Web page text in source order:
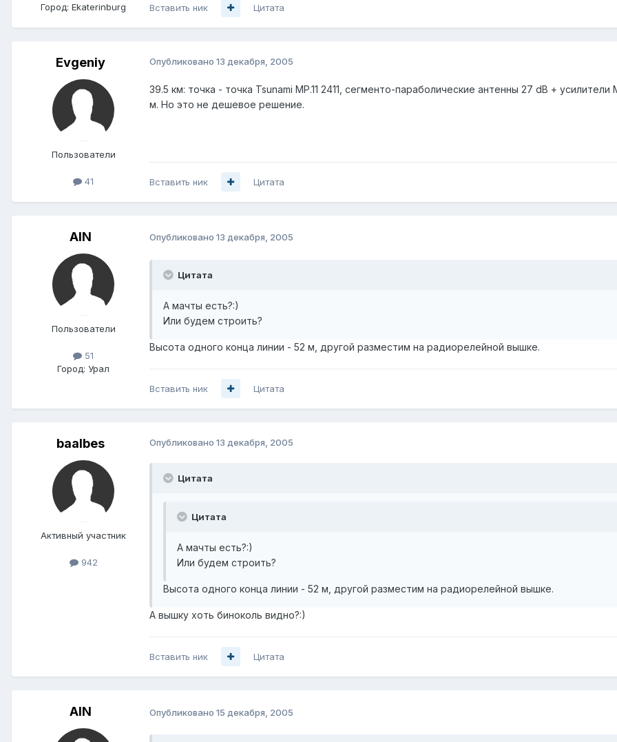
Город: Ekaterinburg Вставить ник Цитата
Evgeniy
Пользователи
41
Опубликовано 13 декабря, 2005
39.5 км: точка - точка Tsunami MP.11 2411, сегменто-параболические антенны 27 dB +
м. Но это не дешевое решение.
Вставить ник Цитата
AIN
Пользователи
51
Город: Урал
Опубликовано 13 декабря, 2005
Цитата
А мачты есть?:)
Или будем строить?
Высота одного конца линии - 52 м, другой разместим на радиорелейной вышке.
Вставить ник Цитата
baalbes
Активный участник
942
Опубликовано 13 декабря, 2005
Цитата
Цитата
А мачты есть?:)
Или будем строить?
Высота одного конца линии - 52 м, другой разместим на радиорелейной вышке.
А вышку хоть биноколь видно?:)
Вставить ник Цитата
AIN Опубликовано 15 декабря, 2005